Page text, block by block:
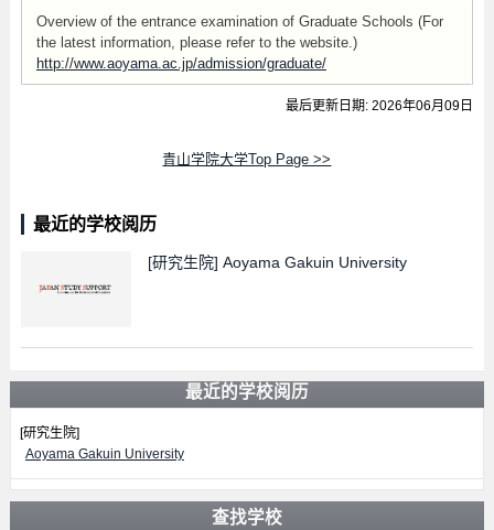
Overview of the entrance examination of Graduate Schools (For
the latest information, please refer to the website.)
http://www.aoyama.ac.jp/admission/graduate/
最后更新日期: 2026年06月09日
青山学院大学Top Page >>
最近的学校阅历
[研究生院] Aoyama Gakuin University
最近的学校阅历
[研究生院]
Aoyama Gakuin University
查找学校